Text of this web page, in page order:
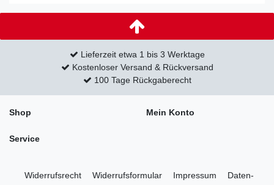
Lieferzeit etwa 1 bis 3 Werktage
Kostenloser Versand & Rückversand
100 Tage Rückgaberecht
Shop Mein Konto
Service
Widerrufs­recht Widerrufs­formular Impressum
Daten­